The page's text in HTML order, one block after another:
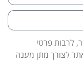
לרבות פרטי
לצורך מתן מענה